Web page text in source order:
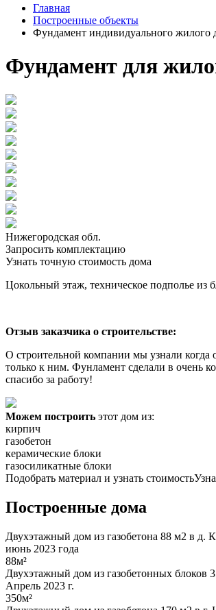
Главная
Построенные объекты
Фундамент индивидуального жилого
Фундамент для
Нижегородская обл.
Запросить комплектацию
Узнать точную стоимость дома
Цокольный этаж, техническое подполье
Отзыв заказчика о строительстве:
О строительной компании мы узнали
только к ним. Фунламент сделали в очень
спасибо за работу!
Можем построить этот дом из:
кирпич
газобетон
керамические блоки
газосиликатные блоки
Подобрать материал и узнать стоимость
Построенные дома
Двухэтажный дом из газобетона 88 м2 в д.
июнь 2023 года
88м²
Двухэтажный дом из газобетонных
Апрель 2023 г.
350м²